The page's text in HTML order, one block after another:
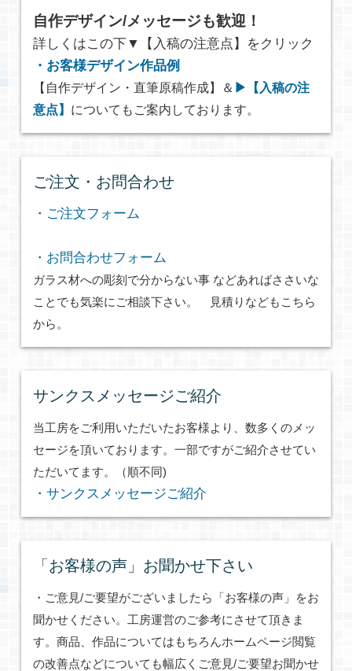
自作デザイン/メッセージも歓迎！
詳しくはこの下▼【入稿の注意点】をクリック
・お客様デザイン作品例
【自作デザイン・直筆原稿作成】＆ ▶【入稿の注
意点】 についてもご案内しております。
ご注文・お問合わせ
・ご注文フォーム
・お問合わせフォーム
ガラス材への彫刻で分からない事 などあればささいな
ことでも気楽にご相談下さい。 見積りなどもこちら
から。
サンクスメッセージご紹介
当工房をご利用いただいたお客様より、数多くのメッ
セージを頂いております。一部ですがご紹介させてい
ただいてます。（順不同)
・サンクスメッセージご紹介
「お客様の声」お聞かせ下さい
・ご意見/ご要望がございましたら「お客様の声」をお
聞かせください。工房運営のご参考にさせて頂きま
す。商品、作品についてはもちろんホームページ閲覧
の改善点などについても幅広くご意見/ご要望お聞かせ